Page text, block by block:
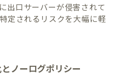
出口サーバーが侵害されて
定されるリスクを大幅に軽
ノーログポリシー